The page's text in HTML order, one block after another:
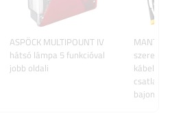
ASPÖCK MULTIPOUNT IV
hátsó lámpa 5 funkcióval
jobb oldali